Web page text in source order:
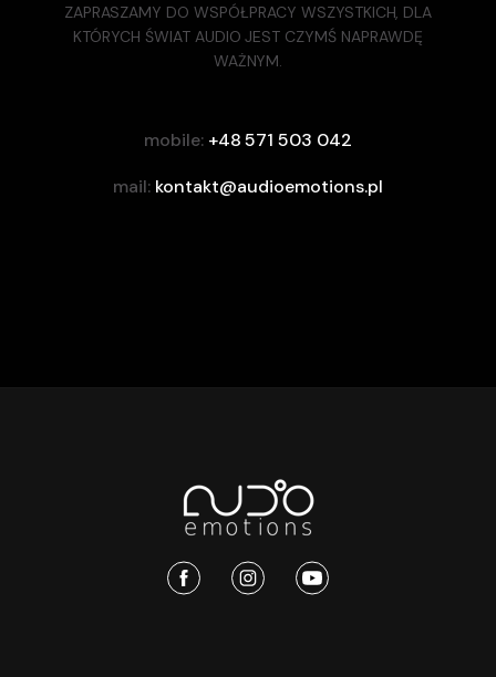
ZAPRASZAMY DO WSPÓŁPRACY WSZYSTKICH, DLA
KTÓRYCH ŚWIAT AUDIO JEST CZYMŚ NAPRAWDĘ
WAŻNYM.
mobile: +48 571 503 042
mail: kontakt@audioemotions.pl